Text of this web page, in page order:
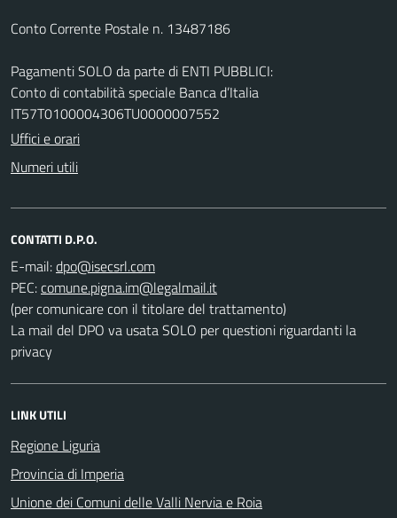
Conto Corrente Postale n. 13487186
Pagamenti SOLO da parte di ENTI PUBBLICI:
Conto di contabilità speciale Banca d’Italia
IT57T0100004306TU0000007552
Uffici e orari
Numeri utili
CONTATTI D.P.O.
E-mail:
PEC:
(per comunicare con il titolare del trattamento)
La mail del DPO va usata SOLO per questioni riguardanti la
privacy
LINK UTILI
Regione Liguria
Provincia di Imperia
Unione dei Comuni delle Valli Nervia e Roia